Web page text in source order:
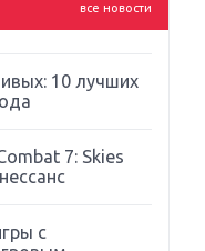
все новости
нельзя ругать
10 лучших
7: Skies
с